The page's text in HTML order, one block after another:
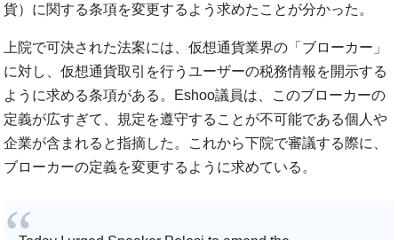
貨）に関する条項を変更するよう求めたことが分かった。
上院で可決された法案には、仮想通貨業界の「ブローカー」
に対し、仮想通貨取引を行うユーザーの税務情報を開示する
ように求める条項がある。Eshoo議員は、このブローカーの
定義が広すぎて、規定を遵守することが不可能である個人や
企業が含まれると指摘した。これから下院で審議する際に、
ブローカーの定義を変更するように求めている。